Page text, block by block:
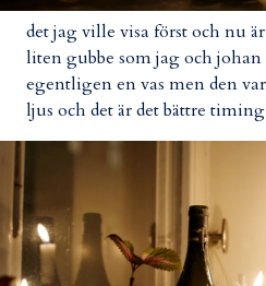
det jag ville visa först och nu
liten gubbe som jag och
egentligen en vas men den
ljus och det är det bättre